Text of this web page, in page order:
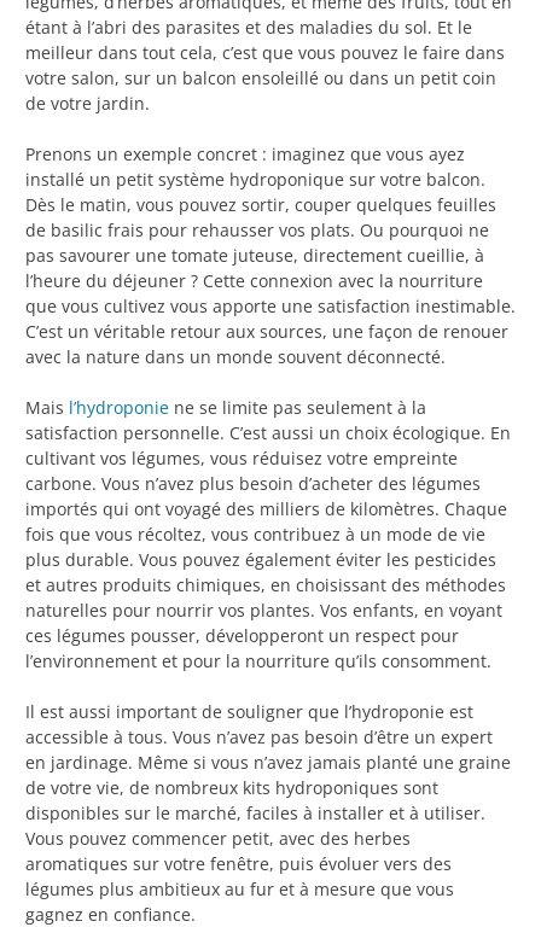
étant à l’abri des parasites et des maladies du sol. Et le
meilleur dans tout cela, c’est que vous pouvez le faire dans
votre salon, sur un balcon ensoleillé ou dans un petit coin
de votre jardin.
Prenons un exemple concret : imaginez que vous ayez
installé un petit système hydroponique sur votre balcon.
Dès le matin, vous pouvez sortir, couper quelques feuilles
de basilic frais pour rehausser vos plats. Ou pourquoi ne
pas savourer une tomate juteuse, directement cueillie, à
l’heure du déjeuner ? Cette connexion avec la nourriture
que vous cultivez vous apporte une satisfaction inestimable.
C’est un véritable retour aux sources, une façon de renouer
avec la nature dans un monde souvent déconnecté.
Mais l’hydroponie ne se limite pas seulement à la
satisfaction personnelle. C’est aussi un choix écologique. En
cultivant vos légumes, vous réduisez votre empreinte
carbone. Vous n’avez plus besoin d’acheter des légumes
importés qui ont voyagé des milliers de kilomètres. Chaque
fois que vous récoltez, vous contribuez à un mode de vie
plus durable. Vous pouvez également éviter les pesticides
et autres produits chimiques, en choisissant des méthodes
naturelles pour nourrir vos plantes. Vos enfants, en voyant
ces légumes pousser, développeront un respect pour
l’environnement et pour la nourriture qu’ils consomment.
Il est aussi important de souligner que l’hydroponie est
accessible à tous. Vous n’avez pas besoin d’être un expert
en jardinage. Même si vous n’avez jamais planté une graine
de votre vie, de nombreux kits hydroponiques sont
disponibles sur le marché, faciles à installer et à utiliser.
Vous pouvez commencer petit, avec des herbes
aromatiques sur votre fenêtre, puis évoluer vers des
légumes plus ambitieux au fur et à mesure que vous
gagnez en confiance.